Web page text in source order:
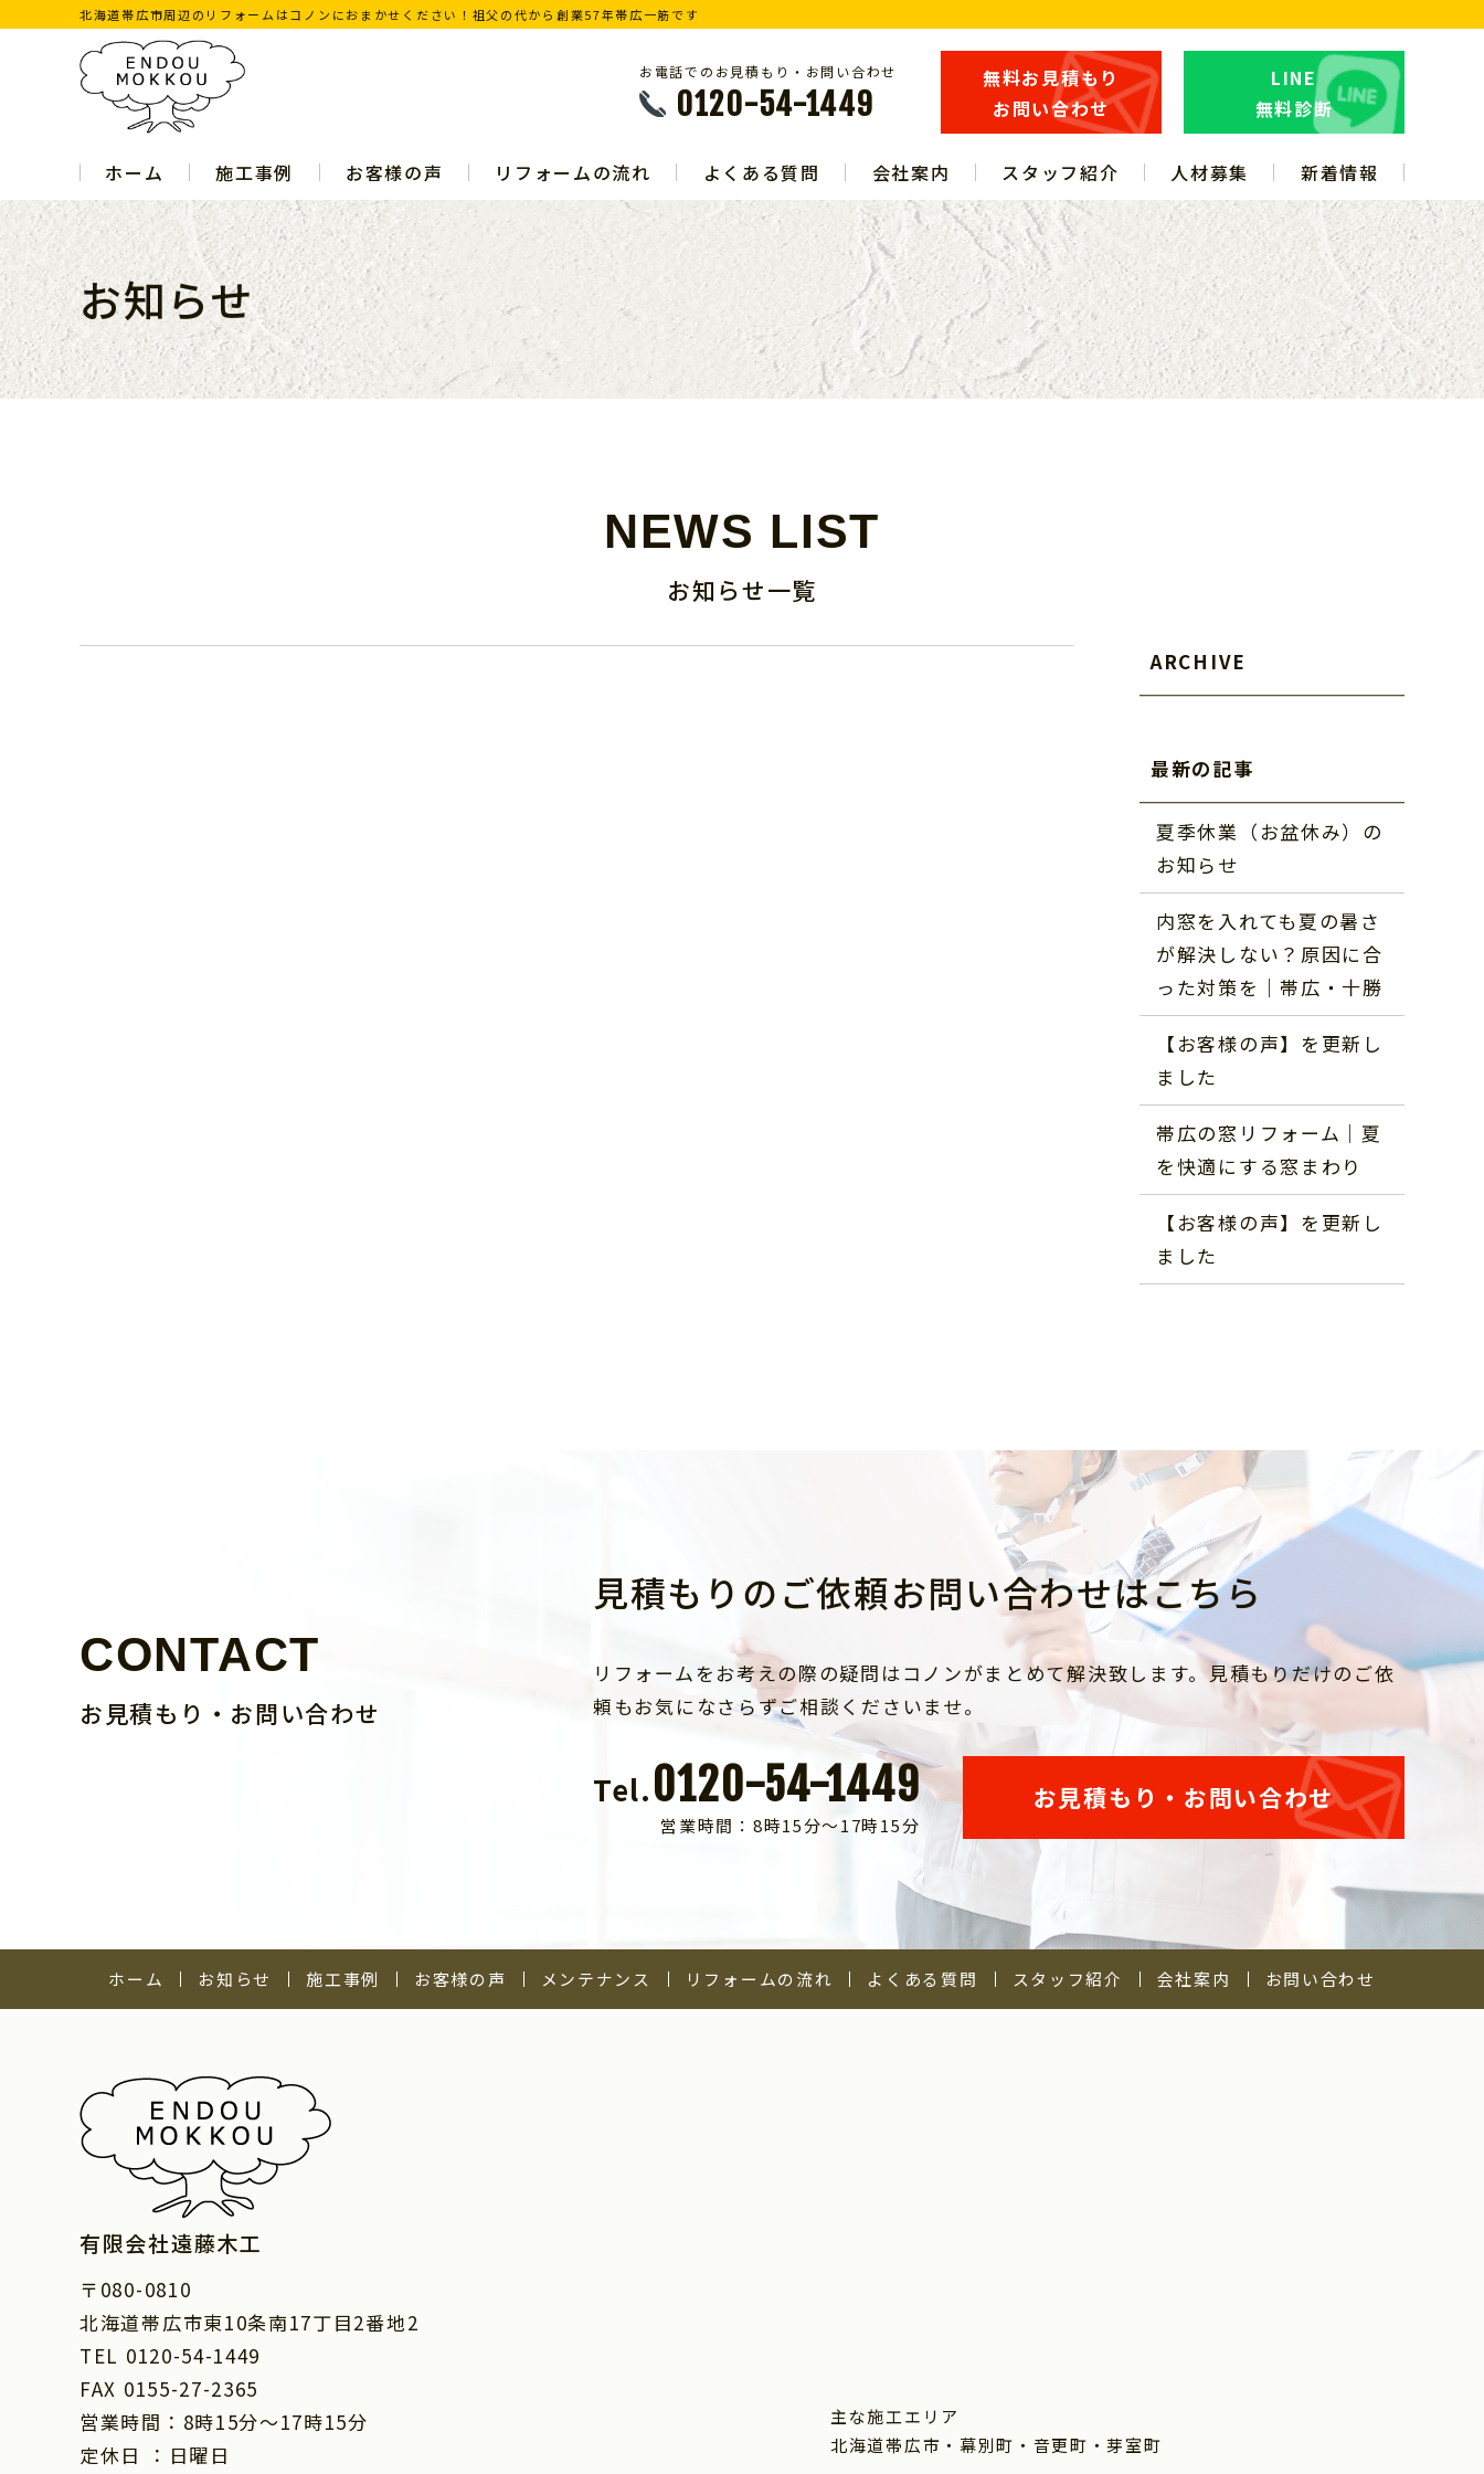
北海道帯広市周辺のリフォームはコノンにおまかせください！祖父の代から創業57年帯広一筋です
お電話でのお見積もり・お問い合わせ
0120-54-1449
無料お見積もり
お問い合わせ
LINE
無料診断
ホーム 施工事例 お客様の声 リフォームの流れ よくある質問 会社案内 スタッフ紹介 人材募集 新着情報
お知らせ
NEWS LIST
お知らせ一覧
ARCHIVE
最新の記事
夏季休業（お盆休み）の
お知らせ
内窓を入れても夏の暑さ
が解決しない？原因に合
った対策を｜帯広・十勝
【お客様の声】を更新し
ました
帯広の窓リフォーム｜夏
を快適にする窓まわり
【お客様の声】を更新し
ました
CONTACT
お見積もり・お問い合わせ
見積もりのご依頼お問い合わせはこちら
リフォームをお考えの際の疑問はコノンがまとめて解決致します。見積もりだけのご依
頼もお気になさらずご相談くださいませ。
Tel.0120-54-1449
営業時間：8時15分～17時15分
お見積もり・お問い合わせ
ホーム お知らせ 施工事例 お客様の声 メンテナンス リフォームの流れ よくある質問 スタッフ紹介 会社案内 お問い合わせ
有限会社遠藤木工
〒080-0810
北海道帯広市東10条南17丁目2番地2
TEL 0120-54-1449
FAX 0155-27-2365
営業時間：8時15分～17時15分
定休日 ：日曜日
主な施工エリア
北海道帯広市・幕別町・音更町・芽室町